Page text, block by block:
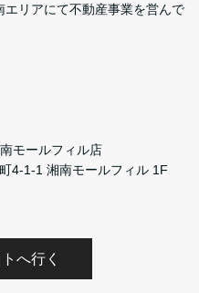
リアにて不動産事業を営んで
モールフィル店
4-1-1 湘南モールフィル 1F
へ行く